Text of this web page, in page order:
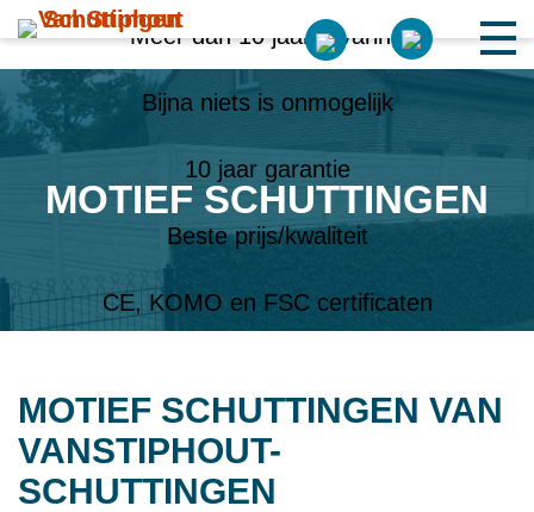
MOTIEF SCHUTTINGEN
Meer dan 10 jaar ervaring
Bijna niets is onmogelijk
10 jaar garantie
Beste prijs/kwaliteit
CE, KOMO en FSC certificaten
MOTIEF SCHUTTINGEN VAN
VANSTIPHOUT-
SCHUTTINGEN